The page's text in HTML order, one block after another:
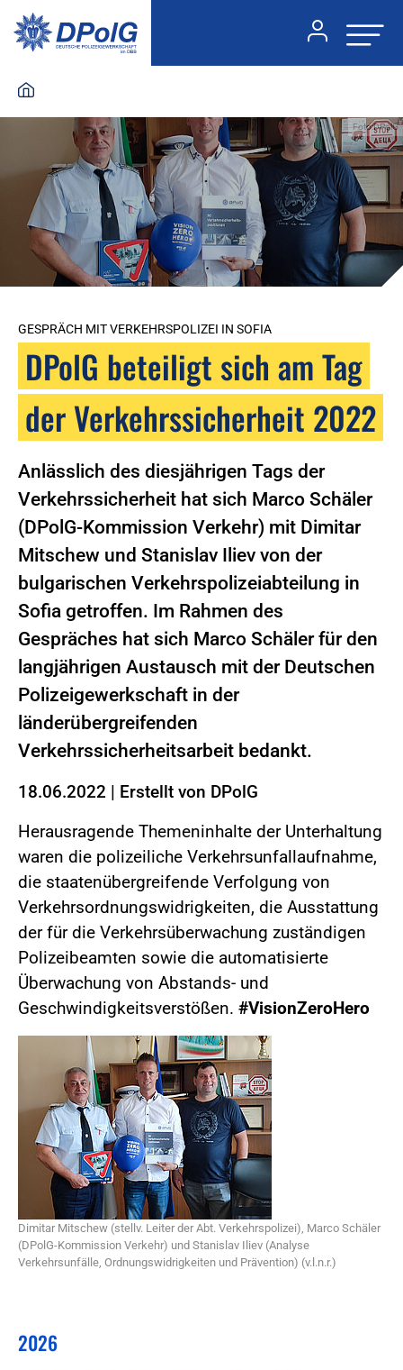
Foto:DPolG
GESPRÄCH MIT VERKEHRSPOLIZEI IN SOFIA
DPolG beteiligt sich am Tag
der Verkehrssicherheit 2022
Anlässlich des diesjährigen Tags der
Verkehrssicherheit hat sich Marco Schäler
(DPolG-Kommission Verkehr) mit Dimitar
Mitschew und Stanislav Iliev von der
bulgarischen Verkehrspolizeiabteilung in
Sofia getroffen. Im Rahmen des
Gespräches hat sich Marco Schäler für den
langjährigen Austausch mit der Deutschen
Polizeigewerkschaft in der
länderübergreifenden
Verkehrssicherheitsarbeit bedankt.
18.06.2022 | Erstellt von DPolG
Herausragende Themeninhalte der Unterhaltung
waren die polizeiliche Verkehrsunfallaufnahme,
die staatenübergreifende Verfolgung von
Verkehrsordnungswidrigkeiten, die Ausstattung
der für die Verkehrsüberwachung zuständigen
Polizeibeamten sowie die automatisierte
Überwachung von Abstands- und
Geschwindigkeitsverstößen. #VisionZeroHero
Dimitar Mitschew (stellv. Leiter der Abt. Verkehrspolizei), Marco Schäler
(DPolG-Kommission Verkehr) und Stanislav Iliev (Analyse
Verkehrsunfälle, Ordnungswidrigkeiten und Prävention) (v.l.n.r.)
2026